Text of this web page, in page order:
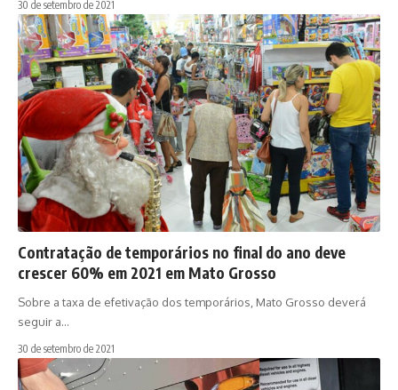
30 de setembro de 2021
Contratação de temporários no final do ano deve
crescer 60% em 2021 em Mato Grosso
Sobre a taxa de efetivação dos temporários, Mato Grosso deverá
seguir a…
30 de setembro de 2021